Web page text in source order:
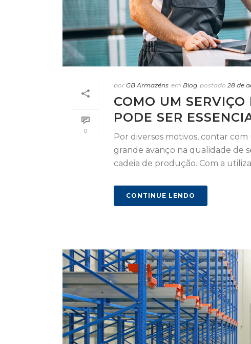
0
por GB Armazéns em Blog postado 28 de
COMO UM
PODE SER
Por diversos motivos, contar
grande avanço na qualidade de
cadeia de produção. Com a
CONTINUE LENDO